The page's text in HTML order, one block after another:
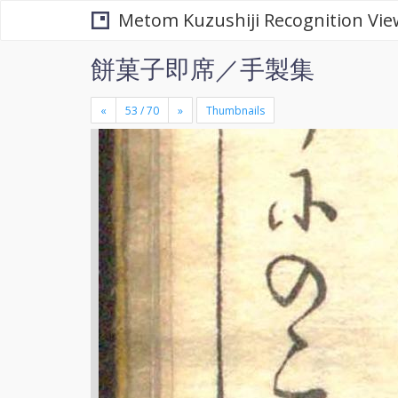
Metom Kuzushiji Recognition
餅菓子即席／手製集
« » Thumbnails
+
-